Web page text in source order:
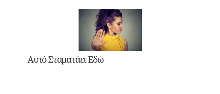
Αυτό Σταματάει Εδώ